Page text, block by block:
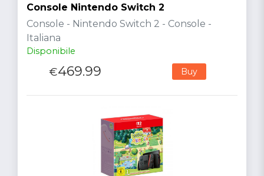
Console Nintendo Switch 2
Console - Nintendo Switch 2 - Console -
Italiana
Disponibile
€469.99 Buy